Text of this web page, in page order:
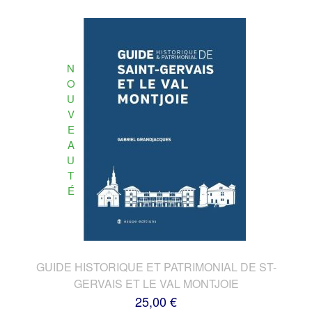
N
O
U
V
E
A
U
T
É
GUIDE HISTORIQUE ET PATRIMONIAL DE ST-
GERVAIS ET LE VAL MONTJOIE
25,00 €